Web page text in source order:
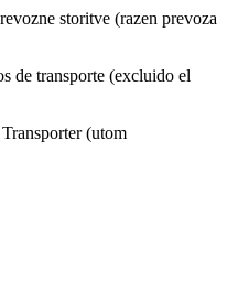
storitve (razen prevoza
de transporte (excluido el
(utom